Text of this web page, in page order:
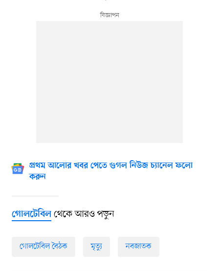
প্রথম আলোর খবর পেতে গুগল নিউজ চ্যানেল ফলো
করুন
গোলটেবিলথেকে আরও পড়ুন
গোলটেবিল বৈঠক মৃত্যু নবজাতক